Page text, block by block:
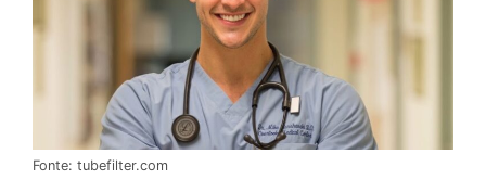
Fonte: tubefilter.com